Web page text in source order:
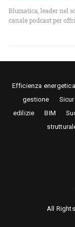
Blumatica, leader nel
canale podcast per
Efficienza
gestione
edilizie
BIM
All